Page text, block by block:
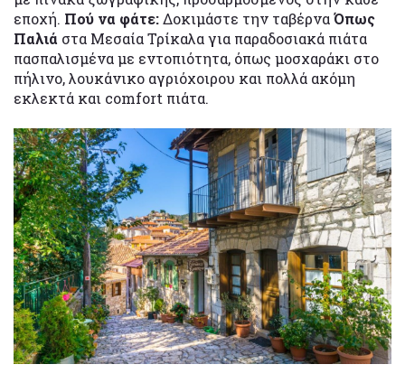
εποχή. Πού να φάτε:Δοκιμάστε την ταβέρναΌπως
Παλιά στα Μεσαία Τρίκαλα για παραδοσιακά πιάτα
πασπαλισμένα με εντοπιότητα, όπως μοσχαράκι στο
πήλινο, λουκάνικο αγριόχοιρου και πολλά ακόμη
εκλεκτά και comfort πιάτα.